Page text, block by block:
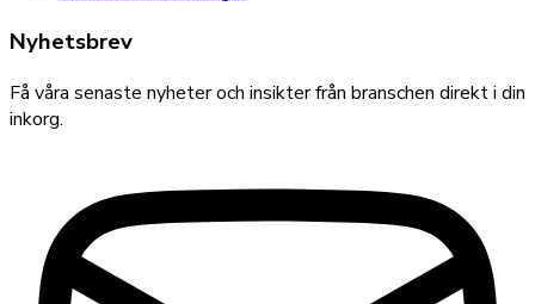
Nyhetsbrev
Få våra senaste nyheter och insikter från branschen direkt i din
inkorg.